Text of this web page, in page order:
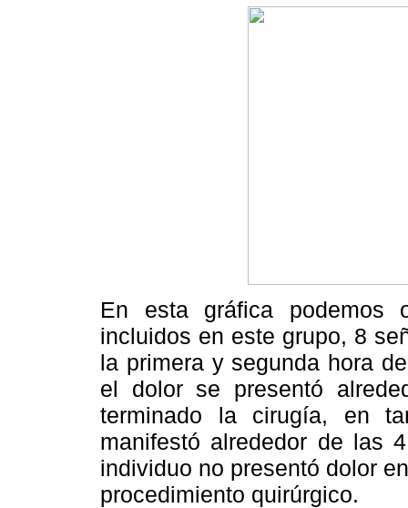
En esta gráfica podemos
incluidos en este grupo, 8
la primera y segunda hora
el dolor se presentó
terminado la cirugía, en
manifestó alrededor de las
individuo no presentó dolor
procedimiento quirúrgico.